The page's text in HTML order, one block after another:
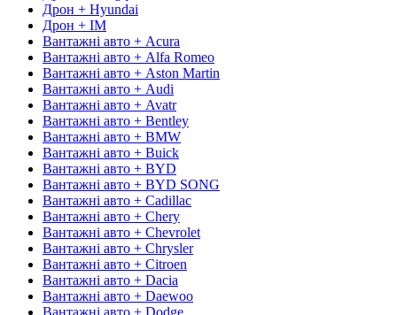
Дрон + Hyundai
Дрон + IM
Вантажні авто + Acura
Вантажні авто + Alfa Romeo
Вантажні авто + Aston Martin
Вантажні авто + Audi
Вантажні авто + Avatr
Вантажні авто + Bentley
Вантажні авто + BMW
Вантажні авто + Buick
Вантажні авто + BYD
Вантажні авто + BYD SONG
Вантажні авто + Cadillac
Вантажні авто + Chery
Вантажні авто + Chevrolet
Вантажні авто + Chrysler
Вантажні авто + Citroen
Вантажні авто + Dacia
Вантажні авто + Daewoo
Вантажні авто + Dodge